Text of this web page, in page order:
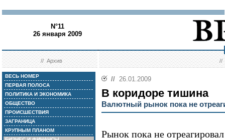
N°11
26 января 2009
//Архив //
ВЕСЬ НОМЕР
ПЕРВАЯ ПОЛОСА
ПОЛИТИКА И ЭКОНОМИКА
ОБЩЕСТВО
ПРОИСШЕСТВИЯ
ЗАГРАНИЦА
КРУПНЫМ ПЛАНОМ
// 26.01.2009
В коридоре тишина
Валютный рынок пока не
Рынок пока не